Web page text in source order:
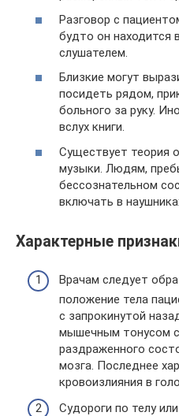
Разговор с
будто он находится
слушателем.
Близкие могут
посидеть рядом,
больного за руку.
вслух книги.
Существует теория
музыки. Людям,
бессознательном
включать в
Характерные
Врачам следует
положение тела
с запрокинутой
мышечным тонусом
раздраженного
мозга. Последнее
кровоизлияния в
Судороги по телу